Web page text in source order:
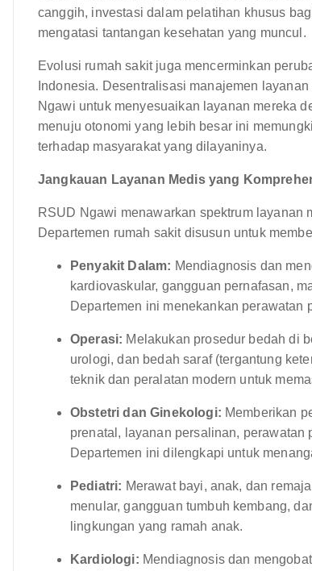
canggih, investasi dalam pelatihan khusus
mengatasi tantangan kesehatan yang muncul.
Evolusi rumah sakit juga mencerminkan
Indonesia. Desentralisasi manajemen
Ngawi untuk menyesuaikan layanan mereka
menuju otonomi yang lebih besar ini
terhadap masyarakat yang dilayaninya.
Jangkauan Layanan Medis yang
RSUD Ngawi menawarkan spektrum layanan
Departemen rumah sakit disusun untuk
Penyakit Dalam: Mendiagnosis dan
kardiovaskular, gangguan pernafasan,
Departemen ini menekankan perawatan
Operasi: Melakukan prosedur bedah di
urologi, dan bedah saraf (tergantung
teknik dan peralatan modern untuk
Obstetri dan Ginekologi: Memberikan
prenatal, layanan persalinan,
Departemen ini dilengkapi untuk
Pediatri: Merawat bayi, anak, dan
menular, gangguan tumbuh kembang,
lingkungan yang ramah anak.
Kardiologi: Mendiagnosis dan